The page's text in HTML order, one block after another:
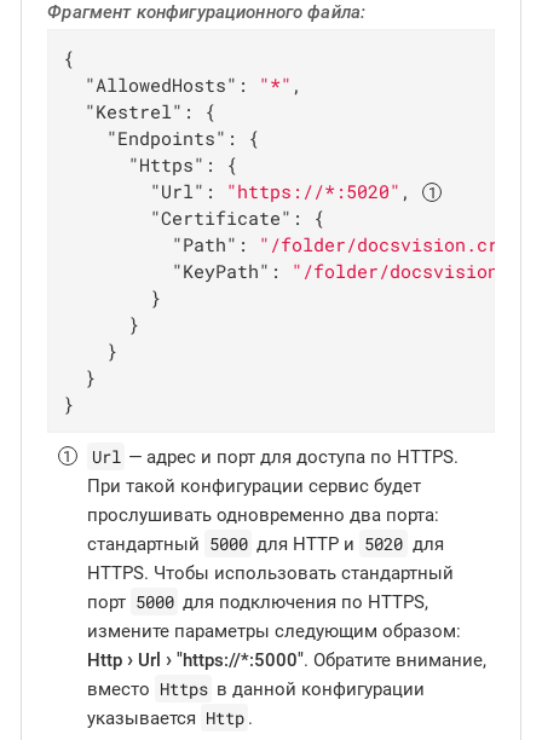
Фрагмент конфигурационного файла:
{
"AllowedHosts" : "*" ,
"Kestrel" : {
"Endpoints" : {
"Https" : {
"Url" : "https://*:5020" ,
"Certificate" : {
"Path" : "/folder/docsvision.crt"
"KeyPath" : "/folder/
        }
      }
    }
  }
}
Url — адрес и порт для доступа по HTTPS.
При такой конфигурации сервис будет
прослушивать одновременно два порта:
стандартный 5000 для HTTP и 5020 для
HTTPS. Чтобы использовать стандартный
порт 5000 для подключения по HTTPS,
измените параметры следующим образом:
Http
Url "https://*:5000". Обратите внимание,
вместо Https в данной конфигурации
указывается Http .